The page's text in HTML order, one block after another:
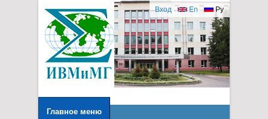
Ру
En
Вход
Главное меню